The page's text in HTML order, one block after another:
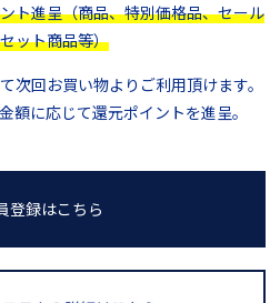
ト進呈（商品、特別価格品、セール
ット商品等）
次回お買い物よりご利用頂けます。
額に応じて還元ポイントを進呈。
登録はこちら